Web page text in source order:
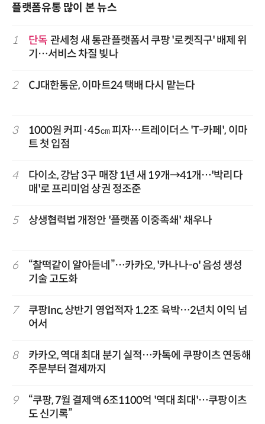
플랫폼유통 많이 본 뉴스
1 단독 관세청 새 통관플랫폼서 쿠팡 '로켓직구' 배제 위
기…서비스 차질 빚나
2 CJ대한통운, 이마트24 택배 다시 맡는다
3
1000원 커피·45㎝ 피자…트레이더스 'T-카페', 이마
트 첫 입점
4
다이소, 강남 3구 매장 1년 새 19개→41개…'박리다
매'로 프리미엄 상권 정조준
5 상생협력법 개정안 '플랫폼 이중족쇄' 채우나
6
“찰떡같이 알아듣네”…카카오, '카나나-o' 음성 생성
기술 고도화
7
쿠팡Inc, 상반기 영업적자 1.2조 육박…2년치 이익 넘
어서
8
카카오, 역대 최대 분기 실적…카톡에 쿠팡이츠 연동해
주문부터 결제까지
9
“쿠팡, 7월 결제액 6조1100억 '역대 최대'…쿠팡이츠
도 신기록”